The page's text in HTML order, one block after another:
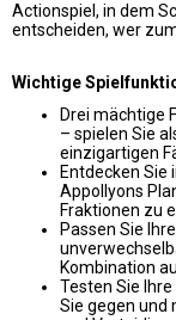
Actionspiel, in dem
entscheiden, wer
Wichtige
Drei mächtige
– spielen Sie
einzigartigen
Entdecken
Appollyons
Fraktionen zu
Passen Sie
Kombination
Testen Sie
Sie gegen und